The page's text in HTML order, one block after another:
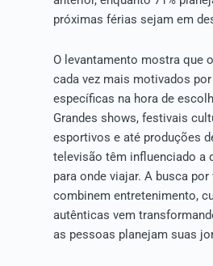
próximas férias sejam em
O levantamento mostra que
cada vez mais motivados
específicas na hora de
Grandes shows, festivais
esportivos e até produções
televisão têm influenciado a
para onde viajar. A busca
combinem entretenimento,
autênticas vem
as pessoas planejam suas